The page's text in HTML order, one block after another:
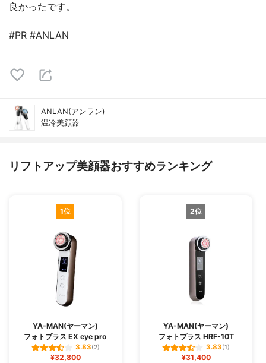
良かったです。
#PR #ANLAN
ANLAN(アンラン)
温冷美顔器
リフトアップ美顔器おすすめランキング
1位
YA-MAN(ヤーマン)
フォトプラス EX eye pro
3.83(2)
¥32,800
2位
YA-MAN(ヤーマン)
フォトプラス HRF-10T
3.83(1)
¥31,400